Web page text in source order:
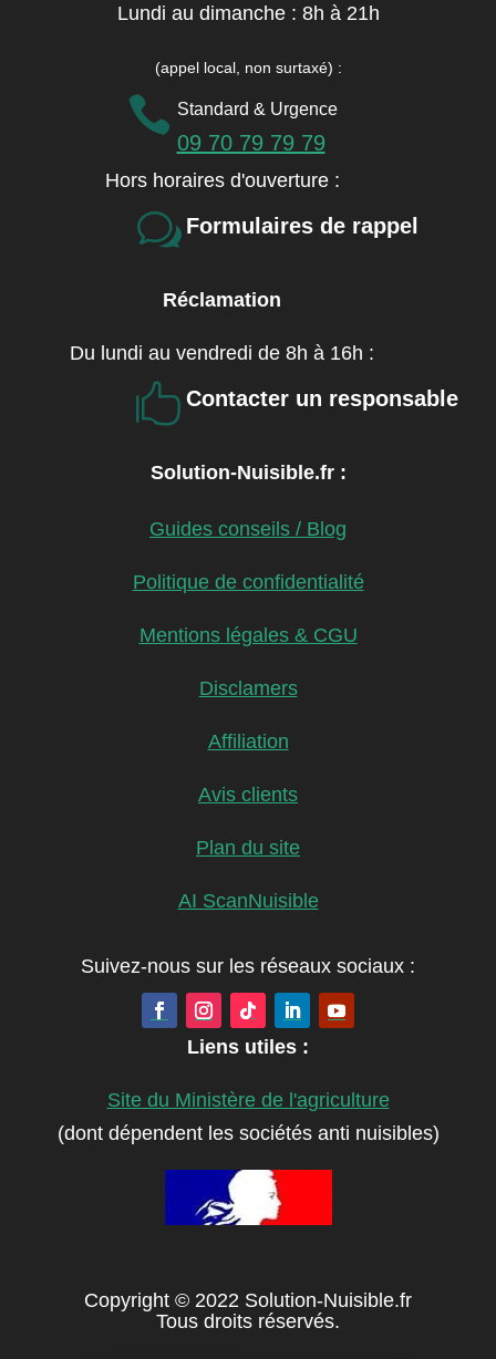
Lundi au dimanche : 8h à 21h
(appel local, non surtaxé) :
 Standard & Urgence
09 70 79 79 79
Hors horaires d'ouverture :
w Formulaires de rappel
Réclamation
Du lundi au vendredi de 8h à 16h :
 Contacter un responsable
Solution-Nuisible.fr :
Guides conseils / Blog
Politique de confidentialité
Mentions légales & CGU
Disclamers
Affiliation
Avis clients
Plan du site
AI ScanNuisible
Suivez-nous sur les réseaux sociaux :
Liens utiles :
Site du Ministère de l'agriculture
(dont dépendent les sociétés anti nuisibles)
Copyright © 2022 Solution-Nuisible.fr
Tous droits réservés.